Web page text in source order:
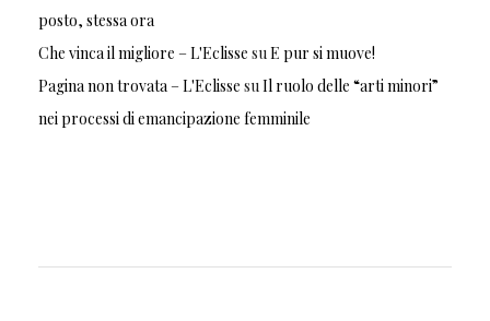
posto, stessa ora
Che vinca il migliore – L'Eclisse suE pur si muove!
Pagina non trovata – L'Eclisse suIl ruolo delle “arti minori”
nei processi di emancipazione femminile